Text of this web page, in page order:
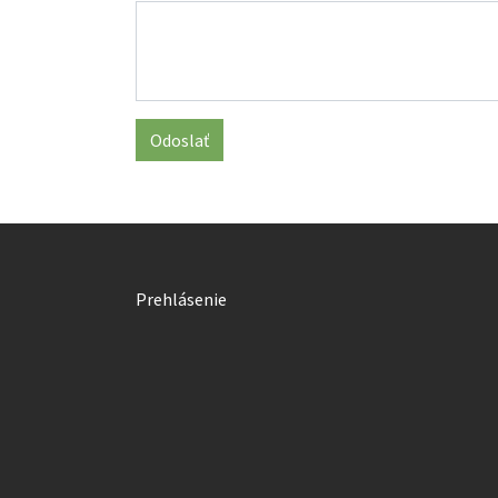
Odoslať
Prehlásenie